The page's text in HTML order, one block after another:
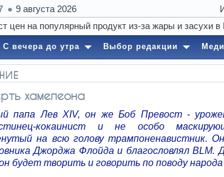
9 августа 2026
С вечера до утра Выбор редакции
хамелеона
папа Лев XIV, он же Боб Превост -
кокаинист и не особо
на всю голову трампоненавистник.
Джорджа Флойда и благословлял BLM.
будет творить и говорить по поводу